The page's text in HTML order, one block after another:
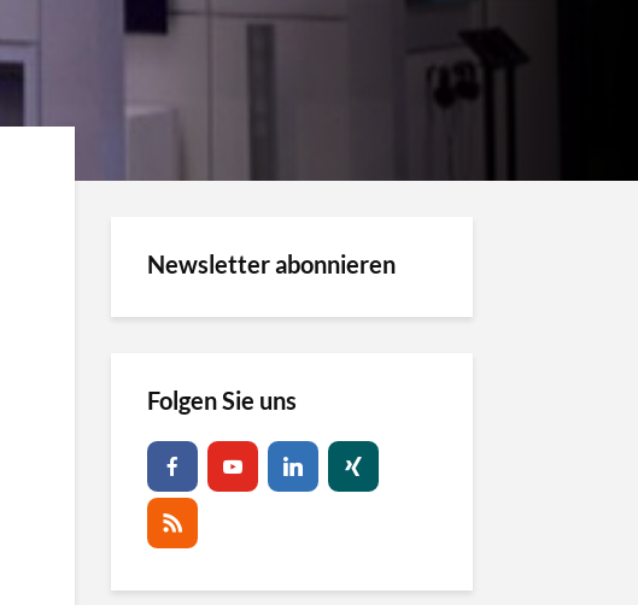
Newsletter abonnieren
Folgen Sie uns